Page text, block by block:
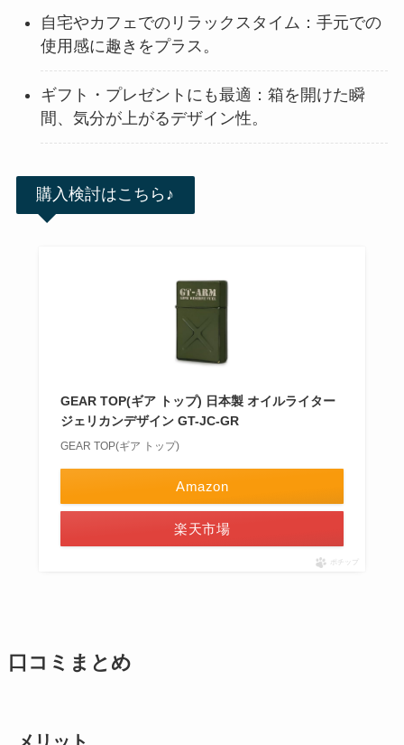
自宅やカフェでのリラックスタイム：手元での
使用感に趣きをプラス。
ギフト・プレゼントにも最適：箱を開けた瞬
間、気分が上がるデザイン性。
購入検討はこちら♪
GEAR TOP(ギア トップ) 日本製 オイルライター
ジェリカンデザイン GT-JC-GR
GEAR TOP(ギア トップ)
Amazon
楽天市場
ポチップ
口コミまとめ